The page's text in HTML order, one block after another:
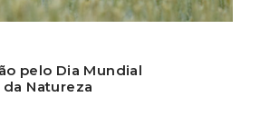
pelo Dia Mundial
Natureza